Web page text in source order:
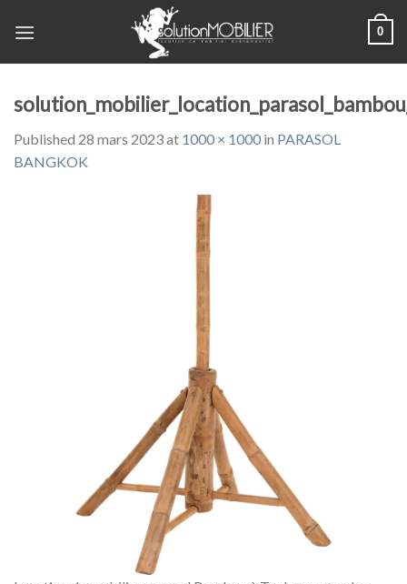
0
Published 28 mars 2023at 1000 × 1000 in PARASOL
BANGKOK